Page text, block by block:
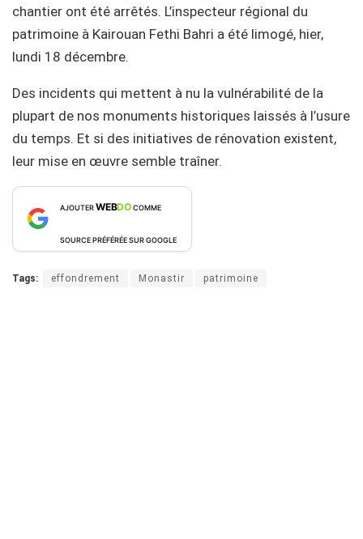
chantier ont été arrêtés. L’inspecteur régional du
patrimoine à Kairouan Fethi Bahri a été limogé, hier,
lundi 18 décembre.
Des incidents qui mettent à nu la vulnérabilité de la
plupart de nos monuments historiques laissés à l’usure
du temps. Et si des initiatives de rénovation existent,
leur mise en œuvre semble traîner.
AJOUTERWEBDOCOMME
SOURCE PRÉFÉRÉE SUR GOOGLE
Tags: effondrement Monastir patrimoine